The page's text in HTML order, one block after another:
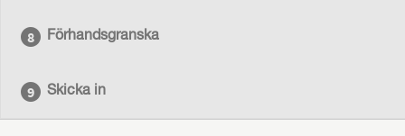
Förhandsgranska
Skicka in